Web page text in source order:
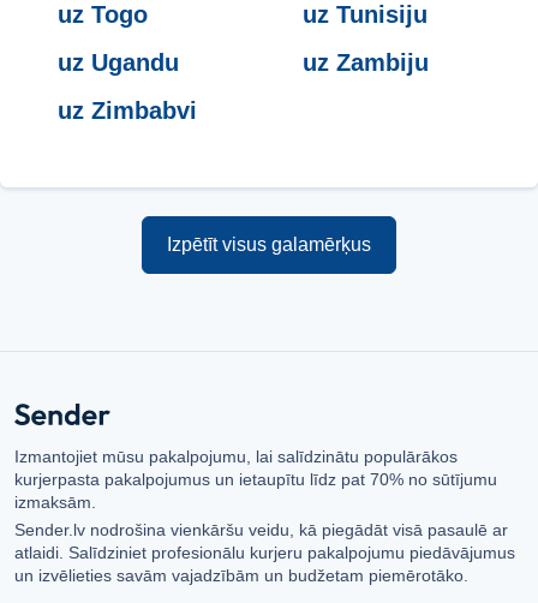
uz Togo
uz Tunisiju
uz Ugandu
uz Zambiju
uz Zimbabvi
Izpētīt visus galamērķus
Izmantojiet mūsu pakalpojumu, lai salīdzinātu populārākos
kurjerpasta pakalpojumus un ietaupītu līdz pat 70% no sūtījumu
izmaksām.
Sender.lv nodrošina vienkāršu veidu, kā piegādāt visā pasaulē ar
atlaidi. Salīdziniet profesionālu kurjeru pakalpojumu piedāvājumus
un izvēlieties savām vajadzībām un budžetam piemērotāko.